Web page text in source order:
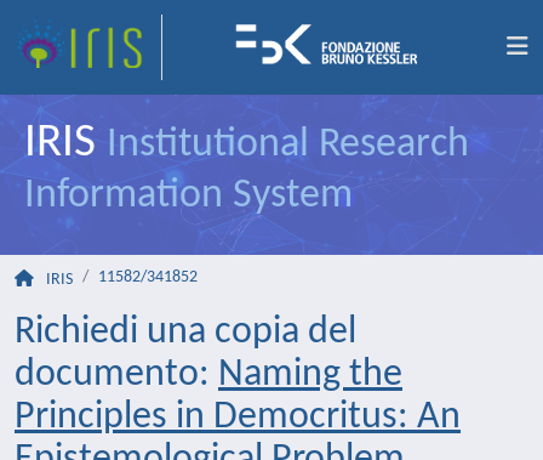
IRIS Institutional Research
Information System
IRIS 11582/341852
Richiedi una copia del
documento: Naming the
Principles in Democritus: An